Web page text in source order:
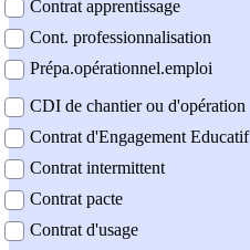
Contrat apprentissage
Cont. professionnalisation
Prépa.opérationnel.emploi
CDI de chantier ou d'opération
Contrat d'Engagement Educatif
Contrat intermittent
Contrat pacte
Contrat d'usage